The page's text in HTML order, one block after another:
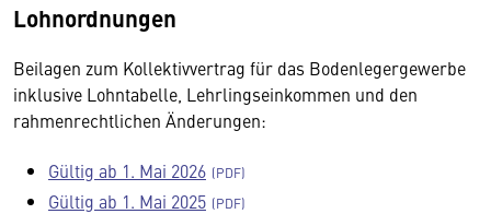
Lohnordnungen
Beilagen zum Kollektivvertrag für das Bodenlegergewerbe
inklusive Lohntabelle, Lehrlingseinkommen und den
rahmenrechtlichen Änderungen:
Gültig ab 1. Mai 2026
Gültig ab 1. Mai 2025